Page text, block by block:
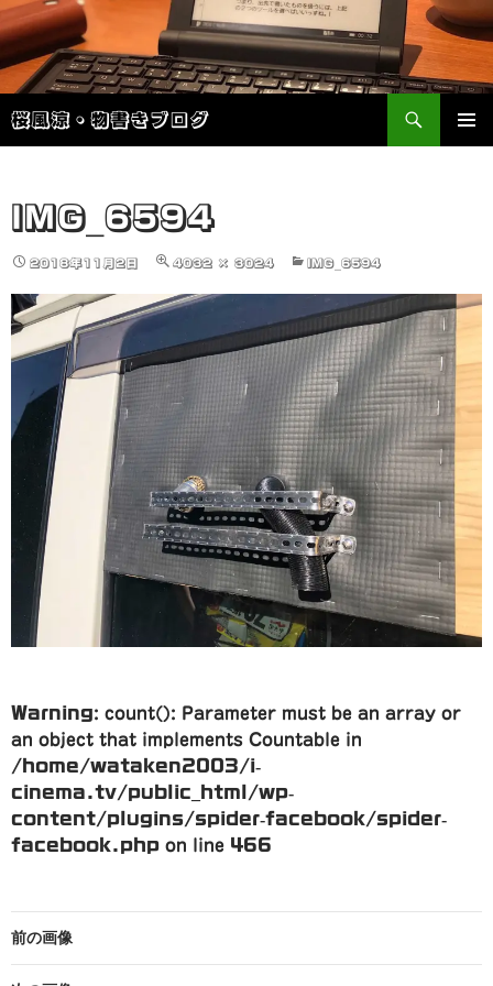
桜風涼・物書きブログ
検
索
ン
ツ
へ
キ
ッ
IMG_6594
2018年11月2日 4032 × 3024 IMG_6594
Warning: count(): Parameter must be an array or
an object that implements Countable in
/home/wataken2003/i-
cinema.tv/public_html/wp-
content/plugins/spider-facebook/spider-
facebook.php on line 466
前の画像